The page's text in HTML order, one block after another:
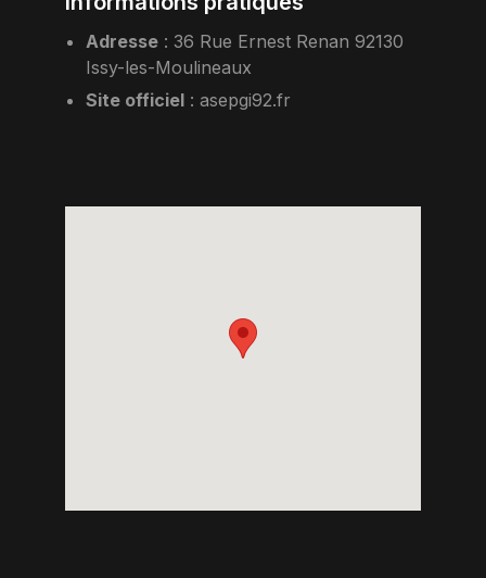
Adresse : 36 Rue Ernest Renan 92130
Issy-les-Moulineaux
Site officiel :asepgi92.fr